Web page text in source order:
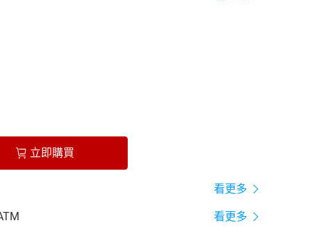
立即購買
看更多
看更多